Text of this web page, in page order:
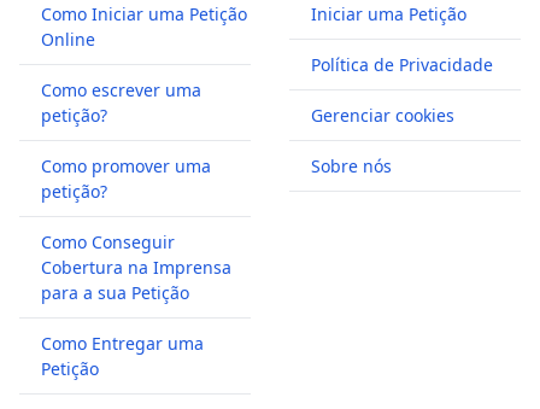
Como Iniciar uma Petição
Online
Como escrever uma
petição?
Como promover uma
petição?
Como Conseguir
Cobertura na Imprensa
para a sua Petição
Como Entregar uma
Petição
Iniciar uma Petição
Política de Privacidade
Gerenciar cookies
Sobre nós